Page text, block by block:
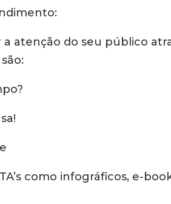
atenção do seu público
são:
como infográficos, e-